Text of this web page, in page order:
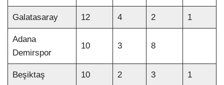
Galatasaray 12 4 2 1
Adana
Demirspor
10 3 8
Beşiktaş 10 2 3 1